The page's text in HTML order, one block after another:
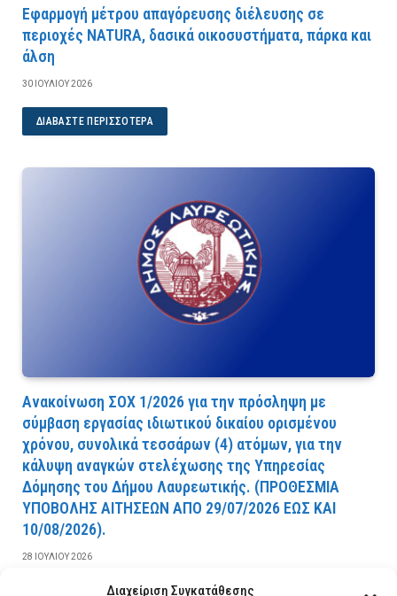
Διαχείριση Συγκατάθεσης
Εφαρμογή μέτρου απαγόρευσης διέλευσης σε
περιοχές NATURA, δασικά οικοσυστήματα, πάρκα και
άλση
30 ΙΟΥΛΊΟΥ 2026
ΔΙΑΒΆΣΤΕ ΠΕΡΙΣΣΌΤΕΡΑ
Ανακοίνωση ΣΟΧ 1/2026 για την πρόσληψη με
σύμβαση εργασίας ιδιωτικού δικαίου ορισμένου
χρόνου, συνολικά τεσσάρων (4) ατόμων, για την
κάλυψη αναγκών στελέχωσης της Υπηρεσίας
Δόμησης του Δήμου Λαυρεωτικής. (ΠPOΘEΣMIA
YΠOBOΛHΣ AITHΣEΩN AΠO 29/07/2026 EΩΣ KAI
10/08/2026).
28 ΙΟΥΛΊΟΥ 2026